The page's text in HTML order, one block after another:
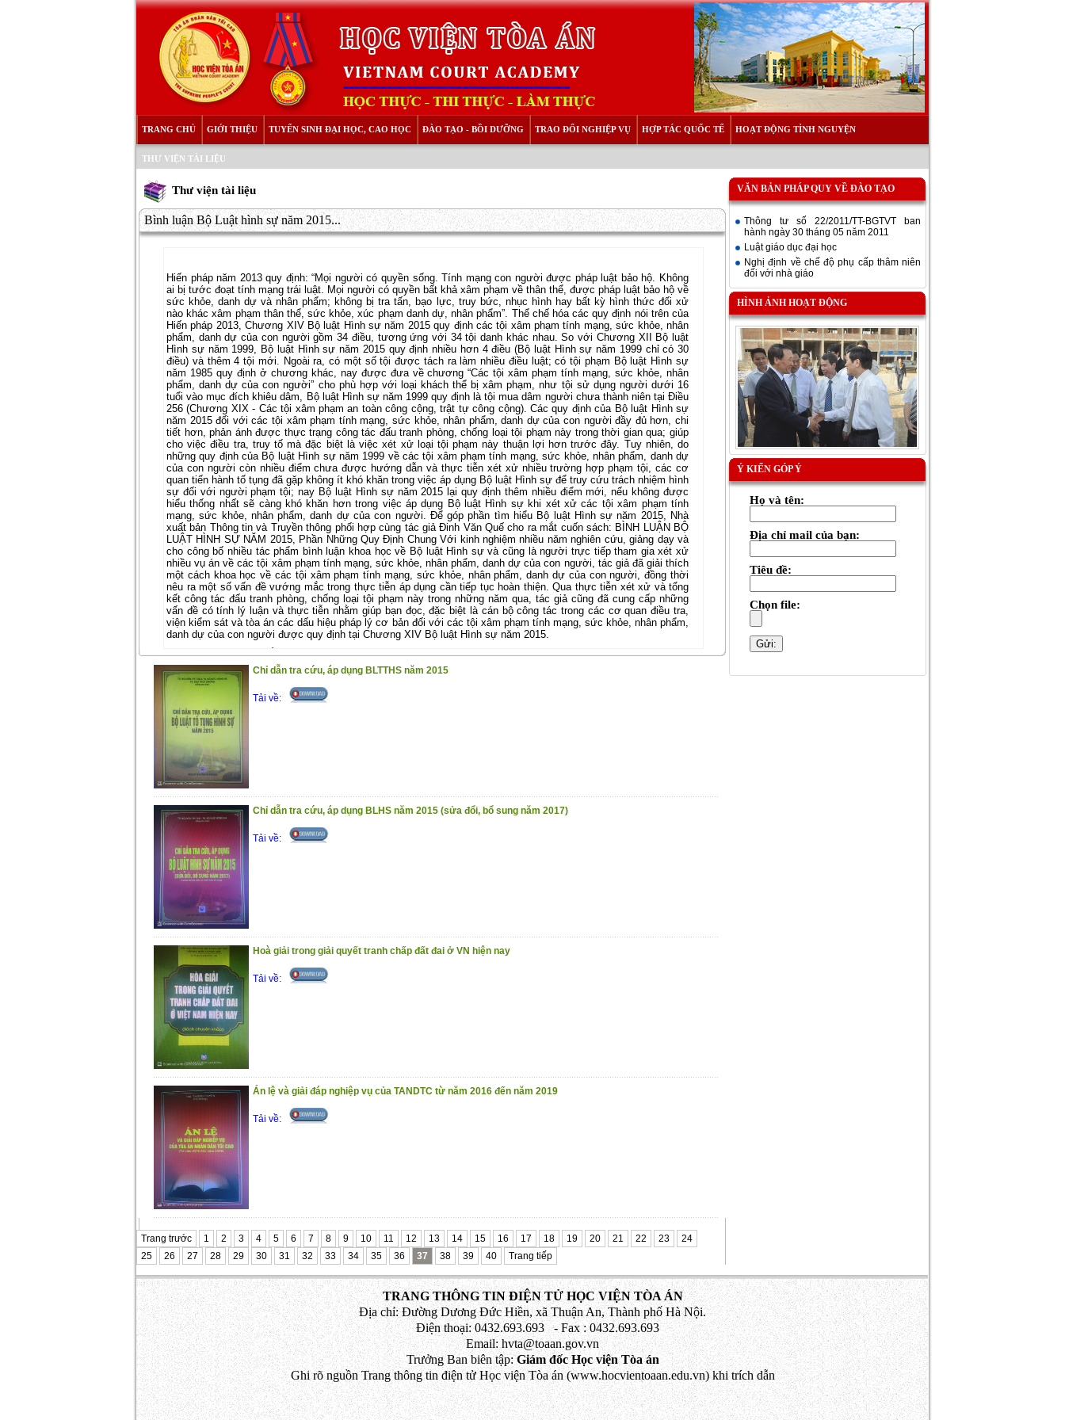
TRANG CHỦ GIỚI THIỆU TUYỂN SINH ĐẠI HỌC, CAO HỌC ĐÀO TẠO - BỒI DƯỠNG TRAO ĐỔI NGHIỆP VỤ HỢP TÁC QUỐC TẾ HOẠT ĐỘNG TÌNH NGUYỆN
THƯ VIỆN TÀI LIỆU
Thư viện tài liệu
Bình luận Bộ Luật hình sự năm 2015...
Hiến pháp năm 2013 quy định: “Mọi người có quyền sống. Tính mạng con người được pháp luật bảo hộ. Không
ai bị tước đoạt tính mạng trái luật. Mọi người có quyền bất khả xâm phạm về thân thể, được pháp luật bảo hộ về
sức khỏe, danh dự và nhân phẩm; không bị tra tấn, bạo lực, truy bức, nhục hình hay bất kỳ hình thức đối xử
nào khác xâm phạm thân thể, sức khỏe, xúc phạm danh dự, nhân phẩm”. Thể chế hóa các quy định nói trên của
Hiến pháp 2013, Chương XIV Bộ luật Hình sự năm 2015 quy định các tội xâm phạm tính mạng, sức khỏe, nhân
phẩm, danh dự của con người gồm 34 điều, tương ứng với 34 tội danh khác nhau. So với Chương XII Bộ luật
Hình sự năm 1999, Bộ luật Hình sự năm 2015 quy định nhiều hơn 4 điều (Bộ luật Hình sự năm 1999 chỉ có 30
điều) và thêm 4 tội mới. Ngoài ra, có một số tội được tách ra làm nhiều điều luật; có tội phạm Bộ luật Hình sự
năm 1985 quy định ở chương khác, nay được đưa về chương “Các tội xâm phạm tính mạng, sức khỏe, nhân
phẩm, danh dự của con người” cho phù hợp với loại khách thể bị xâm phạm, như tội sử dụng người dưới 16
tuổi vào mục đích khiêu dâm, Bộ luật Hình sự năm 1999 quy định là tội mua dâm người chưa thành niên tại Điều
256 (Chương XIX - Các tội xâm phạm an toàn công cộng, trật tự công cộng). Các quy định của Bộ luật Hình sự
năm 2015 đối với các tội xâm phạm tính mạng, sức khỏe, nhân phẩm, danh dự của con người đầy đủ hơn, chi
tiết hơn, phản ánh được thực trạng công tác đấu tranh phòng, chống loại tội phạm này trong thời gian qua; giúp
cho việc điều tra, truy tố mà đặc biệt là việc xét xử loại tội phạm này thuận lợi hơn trước đây. Tuy nhiên, do
những quy định của Bộ luật Hình sự năm 1999 về các tội xâm phạm tính mạng, sức khỏe, nhân phẩm, danh dự
của con người còn nhiều điểm chưa được hướng dẫn và thực tiễn xét xử nhiều trường hợp phạm tội, các cơ
quan tiến hành tố tụng đã gặp không ít khó khăn trong việc áp dụng Bộ luật Hình sự để truy cứu trách nhiệm hình
sự đối với người phạm tội; nay Bộ luật Hình sự năm 2015 lại quy định thêm nhiều điểm mới, nếu không được
hiểu thống nhất sẽ càng khó khăn hơn trong việc áp dụng Bộ luật Hình sự khi xét xử các tội xâm phạm tính
mạng, sức khỏe, nhân phẩm, danh dự của con người. Để góp phần tìm hiểu Bộ luật Hình sự năm 2015, Nhà
xuất bản Thông tin và Truyền thông phối hợp cùng tác giả Đinh Văn Quế cho ra mắt cuốn sách: BÌNH LUẬN BỘ
LUẬT HÌNH SỰ NĂM 2015, Phần Những Quy Định Chung Với kinh nghiệm nhiều năm nghiên cứu, giảng dạy và
cho công bố nhiều tác phẩm bình luận khoa học về Bộ luật Hình sự và cũng là người trực tiếp tham gia xét xử
nhiều vụ án về các tội xâm phạm tính mạng, sức khỏe, nhân phẩm, danh dự của con người, tác giả đã giải thích
một cách khoa học về các tội xâm phạm tính mạng, sức khỏe, nhân phẩm, danh dự của con người, đồng thời
nêu ra một số vấn đề vướng mắc trong thực tiễn áp dụng cần tiếp tục hoàn thiện. Qua thực tiễn xét xử và tổng
kết công tác đấu tranh phòng, chống loại tội phạm này trong những năm qua, tác giả cũng đã cung cấp những
vấn đề có tính lý luận và thực tiễn nhằm giúp bạn đọc, đặc biệt là cán bộ công tác trong các cơ quan điều tra,
viện kiểm sát và tòa án các dấu hiệu pháp lý cơ bản đối với các tội xâm phạm tính mạng, sức khỏe, nhân phẩm,
danh dự của con người được quy định tại Chương XIV Bộ luật Hình sự năm 2015.
Trân trọng giới thiệu đến bạn đọc !
(14/1/2021)
Chỉ dẫn tra cứu, áp dụng BLTTHS năm 2015
Tải về:
Chỉ dẫn tra cứu, áp dụng BLHS năm 2015 (sửa đổi, bổ sung năm 2017)
Tải về:
Hoà giải trong giải quyết tranh chấp đất đai ở VN hiện nay
Tải về:
Án lệ và giải đáp nghiệp vụ của TANDTC từ năm 2016 đến năm 2019
Tải về:
Trang trước 1 2 3 4 5 6 7 8 9 10 11 12 13 14 15 16 17 18 19 20 21 22 23
24
25
26 27 28 29 30 31 32 33 34 35 36 37 38 39 40 Trang tiếp
VĂN BẢN PHÁP QUY VỀ ĐÀO TẠO
Thông tư số 22/2011/TT-BGTVT ban
hành ngày 30 tháng 05 năm 2011
Luật giáo dục đại học
Nghị định về chế độ phụ cấp thâm niên
đối với nhà giáo
HÌNH ẢNH HOẠT ĐỘNG
Ý KIẾN GÓP Ý
Họ và tên:
Địa chỉ mail của bạn:
Tiêu đề:
Chọn file:
TRANG THÔNG TIN ĐIỆN TỬ HỌC VIỆN TÒA ÁN
Địa chỉ: Đường Dương Đức Hiền, xã Thuận An, Thành phố Hà Nội.
Điện thoại: 0432.693.693 - Fax : 0432.693.693
Email: hvta@toaan.gov.vn
Trưởng Ban biên tập:Giám đốc Học viện Tòa án
Ghi rõ nguồn Trang thông tin điện tử Học viện Tòa án (www.hocvientoaan.edu.vn) khi trích dẫn